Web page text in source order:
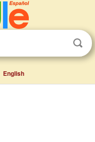
English